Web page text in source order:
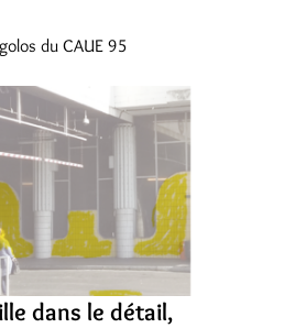
du CAUE 95
dans le détail,